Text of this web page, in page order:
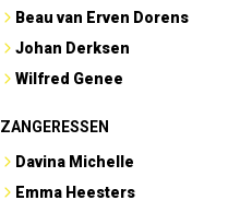
Beau van Erven Dorens
Johan Derksen
Wilfred Genee
ZANGERESSEN
Davina Michelle
Emma Heesters